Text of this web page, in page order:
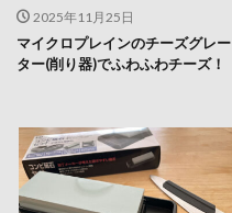
2025年11月25日
マイクロプレインのチーズグレー
ター(削り器)でふわふわチーズ！